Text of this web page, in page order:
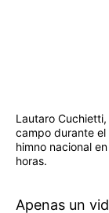
Lautaro
campo durante
himno nacional
horas.
Apenas un